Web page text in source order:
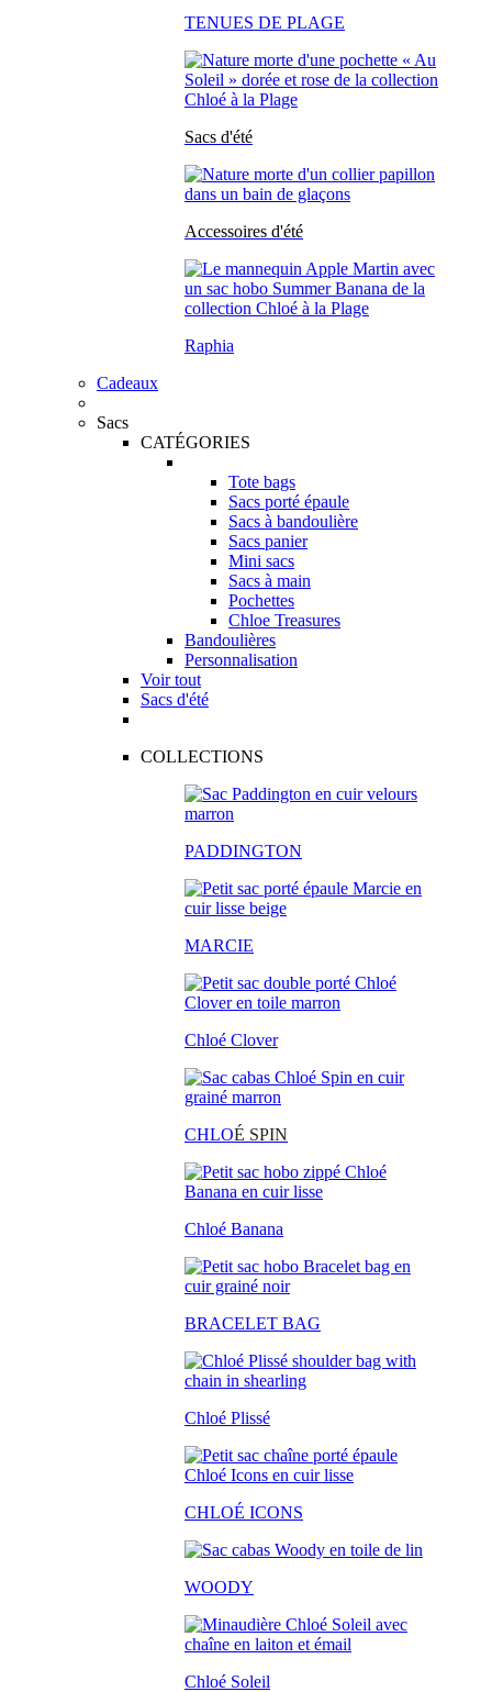
TENUES DE PLAGE
Sacs d'été
Accessoires d'été
Raphia
Cadeaux
Sacs
CATÉGORIES
Tote bags
Sacs porté épaule
Sacs à bandoulière
Sacs panier
Mini sacs
Sacs à main
Pochettes
Chloe Treasures
Bandoulières
Personnalisation
Voir tout
Sacs d'été
COLLECTIONS
PADDINGTON
MARCIE
Chloé Clover
CHLOÉ SPIN
Chloé Banana
BRACELET BAG
Chloé Plissé
CHLOÉ ICONS
WOODY
Chloé Soleil